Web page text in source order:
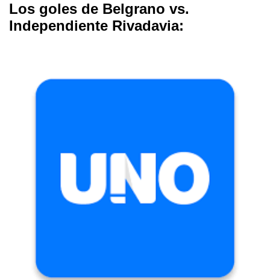
Los goles de Belgrano vs.
Independiente Rivadavia: